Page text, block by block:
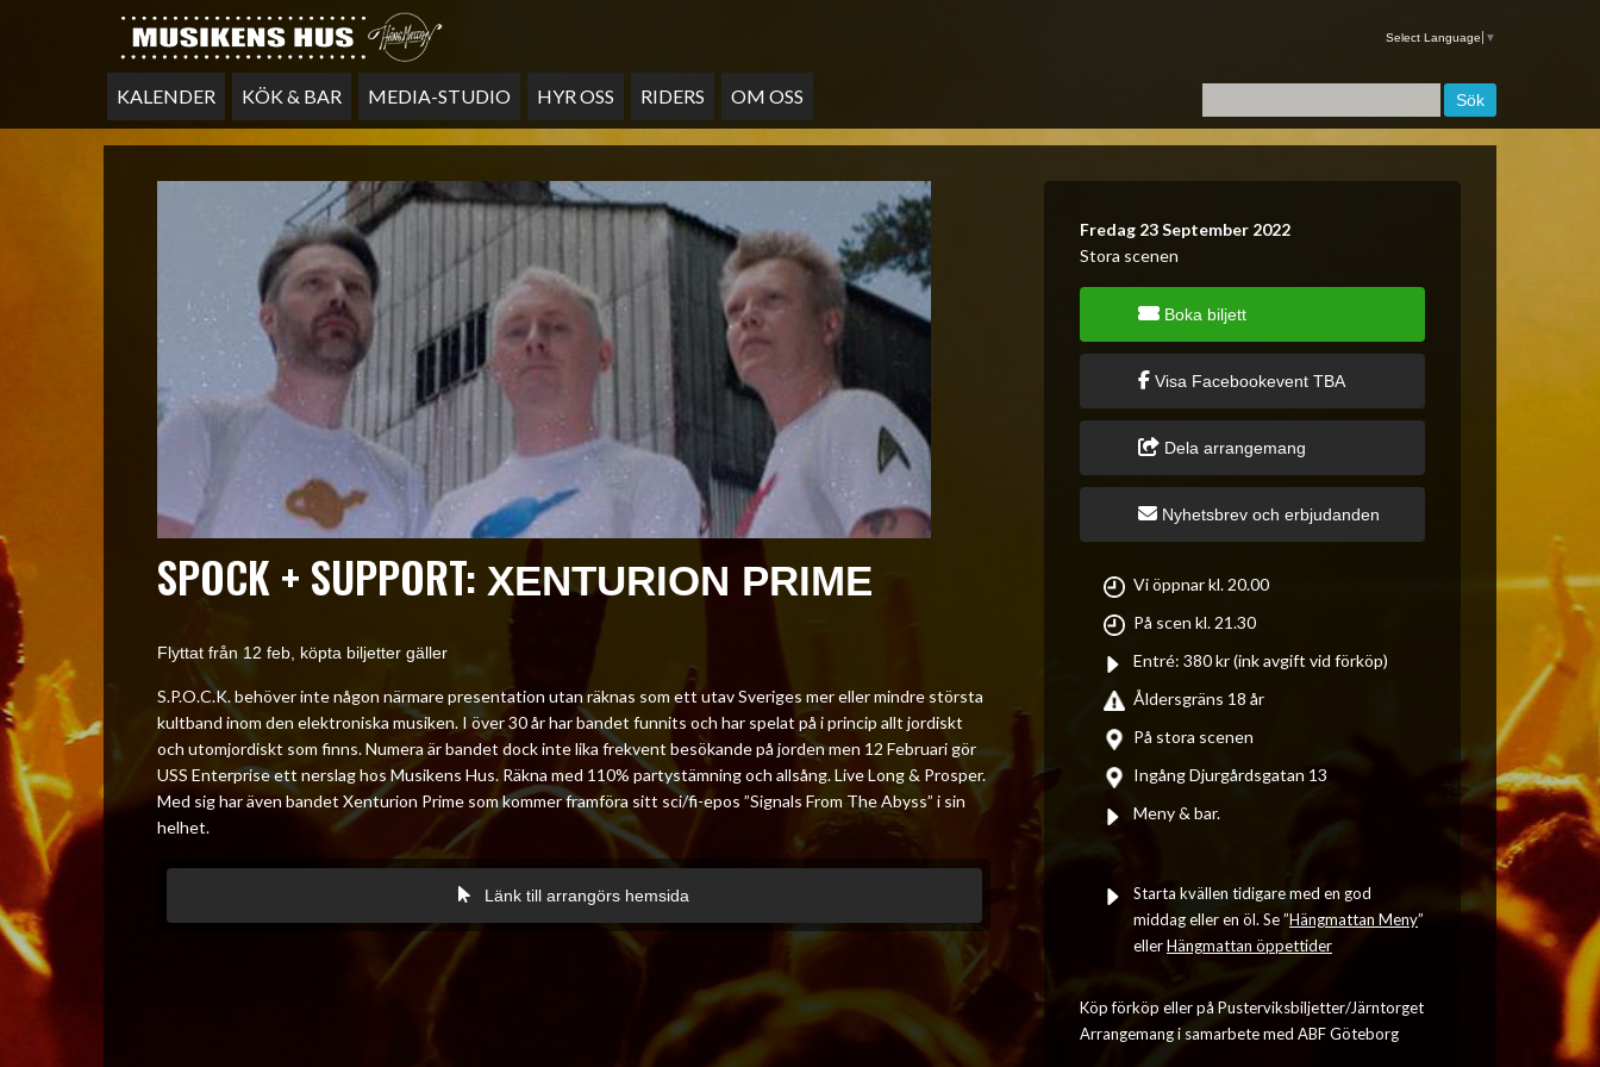
KALENDER KÖK & BAR MEDIA-STUDIO HYR OSS RIDERS OM OSS
SPOCK + SUPPORT: XENTURION PRIME
Flyttat från 12 feb, köpta biljetter gäller
S.P.O.C.K. behöver inte någon närmare presentation utan räknas som ett utav Sveriges mer eller mindre största
kultband inom den elektroniska musiken. I över 30 år har bandet funnits och har spelat på i princip allt jordiskt
och utomjordiskt som finns. Numera är bandet dock inte lika frekvent besökande på jorden men 12 Februari gör
USS Enterprise ett nerslag hos Musikens Hus. Räkna med 110% partystämning och allsång. Live Long & Prosper.
Med sig har även bandet Xenturion Prime som kommer framföra sitt sci/fi-epos ”Signals From The Abyss” i sin
helhet.
Länk till arrangörs hemsida
Fredag 23 September 2022
Stora scenen
Boka biljett
Visa Facebookevent TBA
Dela arrangemang
Nyhetsbrev och erbjudanden
Vi öppnar kl. 20.00
På scen kl. 21.30
Entré: 380 kr (ink avgift vid förköp)
Åldersgräns 18 år
På stora scenen
Ingång Djurgårdsgatan 13
Meny & bar.
Starta kvällen tidigare med en god
middag eller en öl. Se ”Hängmattan Meny”
ellerHängmattan öppettider
Köp förköp eller på Pusterviksbiljetter/Järntorget
Arrangemang i samarbete med ABF Göteborg
Select Language ▼